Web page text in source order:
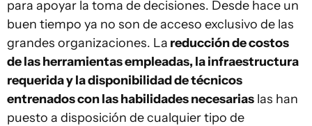
para apoyar la toma de decisiones. Desde hace un
buen tiempo ya no son de acceso exclusivo de las
grandes organizaciones. La reducción de costos
de las herramientas empleadas, la infraestructura
requerida y la disponibilidad de técnicos
entrenados con las habilidades necesarias las han
puesto a disposición de cualquier tipo de